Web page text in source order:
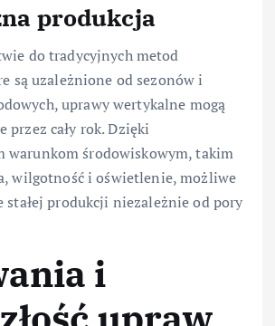
produkcja
do tradycyjnych metod
są uzależnione od sezonów i
uprawy wertykalne mogą
przez cały rok. Dzięki
warunkom środowiskowym, takim
wilgotność i oświetlenie, możliwe
produkcji niezależnie od pory
i